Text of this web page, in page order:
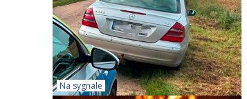
Na sygnale